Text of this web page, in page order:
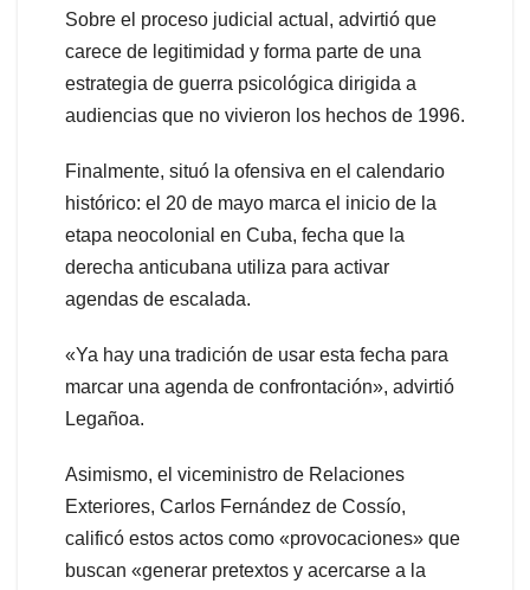
Sobre el proceso judicial actual, advirtió que
carece de legitimidad y forma parte de una
estrategia de guerra psicológica dirigida a
audiencias que no vivieron los hechos de 1996.
Finalmente, situó la ofensiva en el calendario
histórico: el 20 de mayo marca el inicio de la
etapa neocolonial en Cuba, fecha que la
derecha anticubana utiliza para activar
agendas de escalada.
«Ya hay una tradición de usar esta fecha para
marcar una agenda de confrontación», advirtió
Legañoa.
Asimismo, el viceministro de Relaciones
Exteriores, Carlos Fernández de Cossío,
calificó estos actos como «provocaciones» que
buscan «generar pretextos y acercarse a la